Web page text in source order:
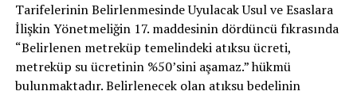
Tarifelerinin Belirlenmesinde Uyulacak Usul ve Esaslara
İlişkin Yönetmeliğin 17. maddesinin dördüncü fıkrasında
“Belirlenen metreküp temelindeki atıksu ücreti,
metreküp su ücretinin %50’sini aşamaz.” hükmü
bulunmaktadır. Belirlenecek olan atıksu bedelinin